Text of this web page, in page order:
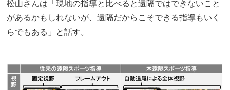
松山さんは「現地の指導と比べると遠隔ではできないこと
があるかもしれないが、遠隔だからこそできる指導もいく
らでもある」と話す。